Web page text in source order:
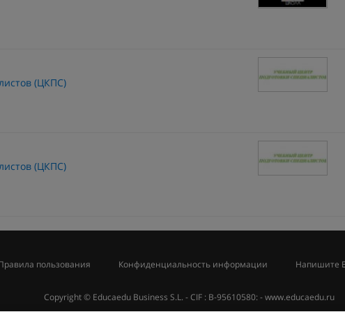
(ЦКПС)
(ЦКПС)
пользования Конфиденциальность информации Напишите
Copyright © Educaedu Business S.L. - CIF : B-95610580: - www.educaedu.ru